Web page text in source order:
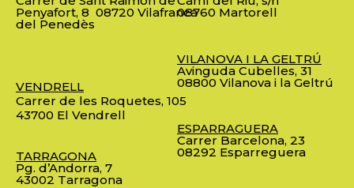
Penyafort, 8 08720 Vilafranca
del Penedès
VENDRELL
Carrer de les Roquetes, 105
43700 El Vendrell
TARRAGONA
Pg. d’Andorra, 7
43002 Tarragona
08760 Martorell
VILANOVA I LA GELTRÚ
Avinguda Cubelles, 31
08800 Vilanova i la Geltrú
ESPARRAGUERA
Carrer Barcelona, 23
08292 Esparreguera